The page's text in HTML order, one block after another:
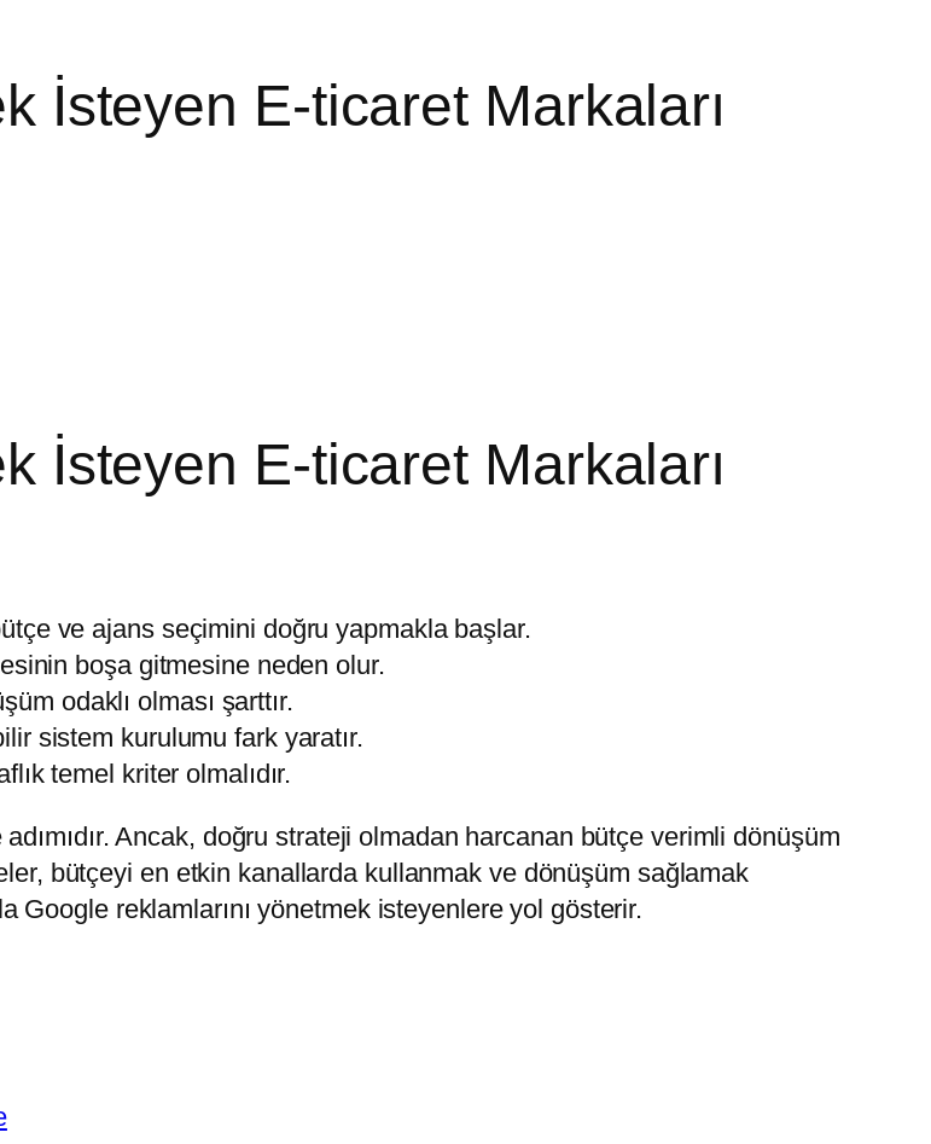
İsteyen E-ticaret Markaları
İsteyen E-ticaret Markaları
ve ajans seçimini doğru yapmakla başlar.
boşa gitmesine neden olur.
odaklı olması şarttır.
sistem kurulumu fark yaratır.
temel kriter olmalıdır.
Ancak, doğru strateji olmadan harcanan bütçe verimli dönüşüm
bütçeyi en etkin kanallarda kullanmak ve dönüşüm sağlamak
Google reklamlarını yönetmek isteyenlere yol gösterir.